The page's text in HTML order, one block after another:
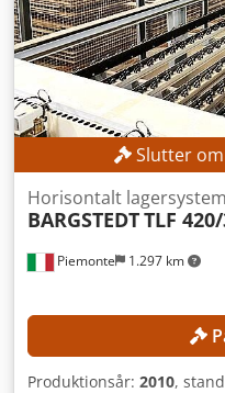
Slutter om
Piemonte 1.297 km
Horisontalt lagersystem
BARGSTEDTTLF
Produktionsår: 2010,